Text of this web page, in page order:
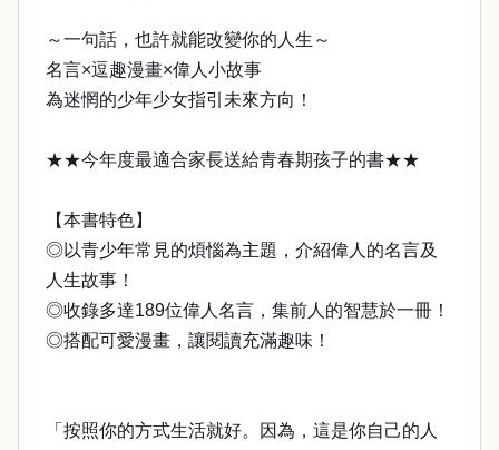
～一句話，也許就能改變你的人生～
名言×逗趣漫畫×偉人小故事
為迷惘的少年少女指引未來方向！
★★今年度最適合家長送給青春期孩子的書★★
【本書特色】
◎以青少年常見的煩惱為主題，介紹偉人的名言及
人生故事！
◎收錄多達189位偉人名言，集前人的智慧於一冊！
◎搭配可愛漫畫，讓閱讀充滿趣味！
「按照你的方式生活就好。因為，這是你自己的人